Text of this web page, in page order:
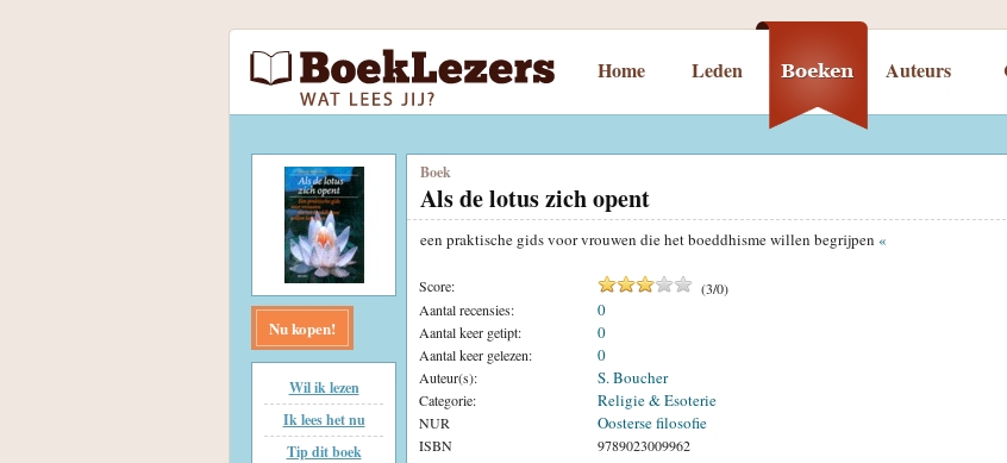
Home Leden Auteurs
Nu kopen!
Wil ik lezen
Ik lees het nu
Tip dit boek
Boek
Als de lotus zich opent
een praktische gids voor vrouwen die het boeddhisme willen begrijpen «
Score: (3/0)
Aantal recensies:
0
Aantal keer getipt: 0
Aantal keer gelezen: 0
Auteur(s): S. Boucher
Categorie: Religie & Esoterie
NUR Oosterse filosofie
ISBN 9789023009962